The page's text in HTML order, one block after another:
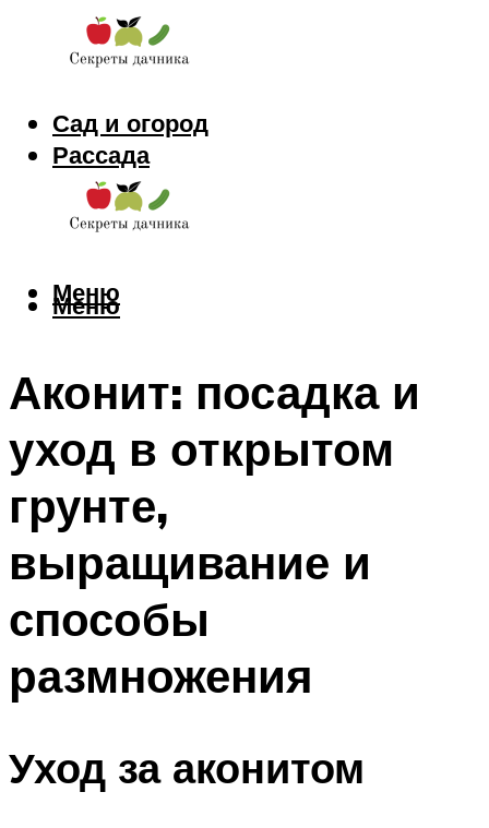
Сад и огород
Рассада
Цветы
Заготовки
Меню
Меню
Аконит: посадка и
уход в открытом
грунте,
выращивание и
способы
размножения
Уход за аконитом